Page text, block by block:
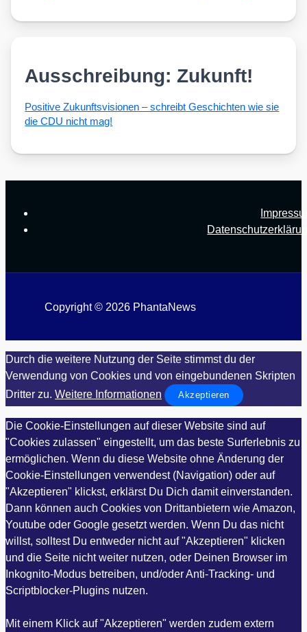
Ausschreibung: Zukunft!
Posi­ti­ve Zukunfts­vi­sio­nen – schreibt Geschich­ten wie sie
die CDU nicht mag!
Copyright © 2026 PhantaNews
Durch die weitere Nutzung der Seite stimmst du der
Verwendung von Cookies und von eingebundenen Skripten
Dritter zu. Weitere Informationen Akzeptieren
Die Cookie-Einstellungen auf dieser Website sind auf
"Cookies zulassen" eingestellt, um das beste Surferlebnis zu
ermöglichen. Wenn du diese Website ohne Änderung der
Cookie-Einstellungen verwendest (Navigation) oder auf
"Akzeptieren" klickst, erklärst Du Dich damit einverstanden.
Dann können auch Cookies von Drittanbietern wie Amazon,
Youtube oder Google gesetzt werden. Wenn Du das nicht
willst, solltest Du entweder nicht auf "Akzeptieren" klicken
und die Seite nicht weiter nutzen, oder Deinen Browser im
Inkognito-Modus betreiben, und/oder Anti-Tracking- und
Scriptblocker-Plugins nutzen.
Mit einem Klick auf "Akzeptieren" werden zudem extern